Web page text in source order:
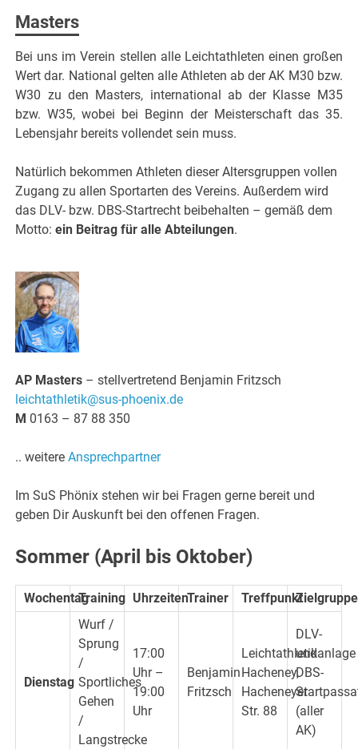
Masters
Bei uns im Verein stellen alle Leichtathleten einen großen
Wert dar. National gelten alle Athleten ab der AK M30 bzw.
W30 zu den Masters, international ab der Klasse M35
bzw. W35, wobei bei Beginn der Meisterschaft das 35.
Lebensjahr bereits vollendet sein muss.
Natürlich bekommen Athleten dieser Altersgruppen vollen
Zugang zu allen Sportarten des Vereins. Außerdem wird
das DLV- bzw. DBS-Startrecht beibehalten – gemäß dem
Motto:ein Beitrag für alle Abteilungen.
AP Masters – stellvertretend Benjamin Fritzsch
leichtathletik@sus-phoenix.de
M 0163 – 87 88 350
.. weitereAnsprechpartner
Im SuS Phönix stehen wir bei Fragen gerne bereit und
geben Dir Auskunft bei den offenen Fragen.
Sommer (April bis Oktober)
WochentagTraining UhrzeitenTrainer TreffpunktZielgruppe
Dienstag
Wurf /
Sprung
/
Sportliches
Gehen
/
Langstrecke
17:00
Uhr –
19:00
Uhr
Benjamin
Fritzsch
Leichtathletikanlage
Hacheney,
Hacheneyer
Str. 88
DLV-
und
DBS-
(aller
AK)